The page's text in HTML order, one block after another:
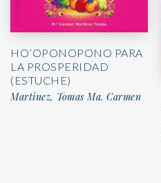
HO’OPONOPONO PARA
LA PROSPERIDAD
(ESTUCHE)
Martinez, Tomas Ma. Carmen